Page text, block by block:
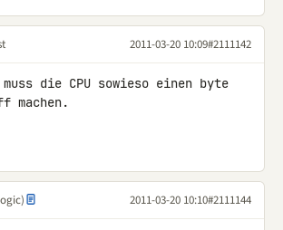
2011-03-20 10:09#2111142
die CPU sowieso einen byte
machen.
2011-03-20 10:10#2111144